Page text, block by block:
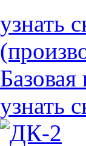
узнать
Базовая
узнать